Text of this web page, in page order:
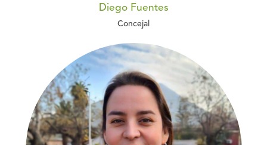
Diego Fuentes
Concejal